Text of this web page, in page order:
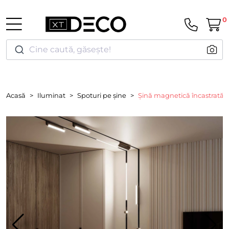
Cine caută, găsește!
0
Acasă Iluminat Spoturi pe șine Șină magnetică încastrată,